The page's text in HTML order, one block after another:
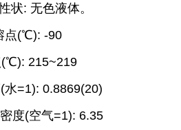
状: 无色液体。
点(℃): -90
(℃): 215~219
(水=1): 0.8869(20)
度(空气=1): 6.35